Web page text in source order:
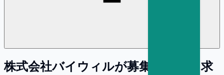
株式会社バイウィルが募集している求